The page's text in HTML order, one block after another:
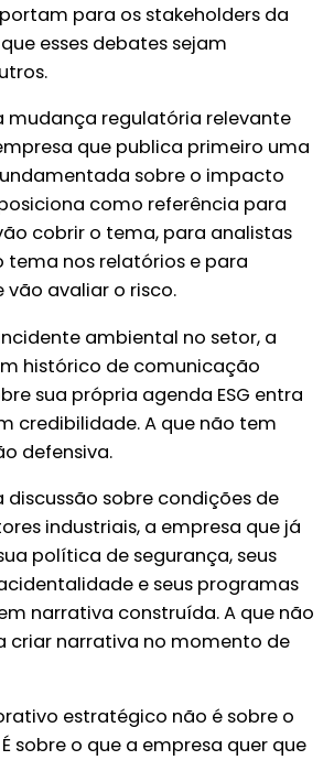
para os stakeholders da
esses debates sejam
mudança regulatória relevante
que publica primeiro uma
sobre o impacto
como referência para
cobrir o tema, para analistas
tema nos relatórios e para
vão avaliar o risco.
ambiental no setor, a
histórico de comunicação
sua própria agenda ESG entra
credibilidade. A que não tem
defensiva.
discussão sobre condições de
industriais, a empresa que já
política de segurança, seus
e seus programas
narrativa construída. A que não
criar narrativa no momento de
estratégico não é sobre o
sobre o que a empresa quer que